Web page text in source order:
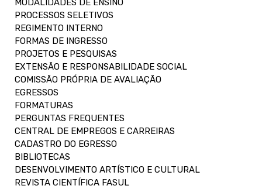
MODALIDADES DE ENSINO
PROCESSOS SELETIVOS
REGIMENTO INTERNO
FORMAS DE INGRESSO
PROJETOS E PESQUISAS
EXTENSÃO E RESPONSABILIDADE SOCIAL
COMISSÃO PRÓPRIA DE AVALIAÇÃO
EGRESSOS
FORMATURAS
PERGUNTAS FREQUENTES
CENTRAL DE EMPREGOS E CARREIRAS
CADASTRO DO EGRESSO
BIBLIOTECAS
DESENVOLVIMENTO ARTÍSTICO E CULTURAL
REVISTA CIENTÍFICA FASUL